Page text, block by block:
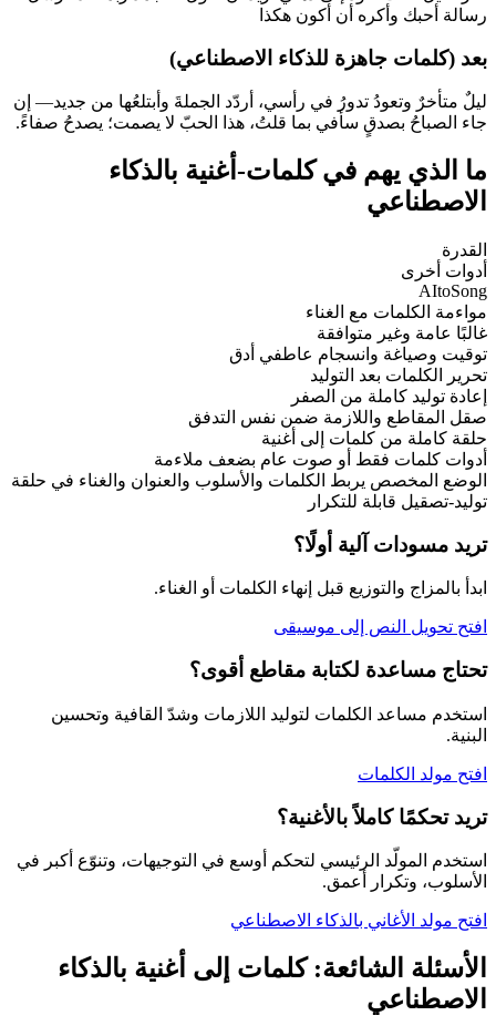
رسالة أحبك وأكره أن أكون هكذا
بعد (كلمات جاهزة للذكاء الاصطناعي)
ليلٌ متأخرٌ وتعودُ تدورُ في رأسي، أردّد الجملةَ وأبتلعُها من جديد— إن
جاء الصباحُ بصدقٍ سأفي بما قلتُ، هذا الحبّ لا يصمت؛ يصدحُ صفاءً.
ما الذي يهم في كلمات-أغنية بالذكاء
الاصطناعي
القدرة
أدوات أخرى
AItoSong
مواءمة الكلمات مع الغناء
غالبًا عامة وغير متوافقة
توقيت وصياغة وانسجام عاطفي أدق
تحرير الكلمات بعد التوليد
إعادة توليد كاملة من الصفر
صقل المقاطع واللازمة ضمن نفس التدفق
حلقة كاملة من كلمات إلى أغنية
أدوات كلمات فقط أو صوت عام بضعف ملاءمة
الوضع المخصص يربط الكلمات والأسلوب والعنوان والغناء في حلقة
توليد-تصقيل قابلة للتكرار
تريد مسودات آلية أولًا؟
ابدأ بالمزاج والتوزيع قبل إنهاء الكلمات أو الغناء.
افتح تحويل النص إلى موسيقى
تحتاج مساعدة لكتابة مقاطع أقوى؟
استخدم مساعد الكلمات لتوليد اللازمات وشدّ القافية وتحسين
البنية.
افتح مولد الكلمات
تريد تحكمًا كاملاً بالأغنية؟
استخدم المولّد الرئيسي لتحكم أوسع في التوجيهات، وتنوّع أكبر في
الأسلوب، وتكرار أعمق.
افتح مولد الأغاني بالذكاء الاصطناعي
الأسئلة الشائعة: كلمات إلى أغنية بالذكاء
الاصطناعي